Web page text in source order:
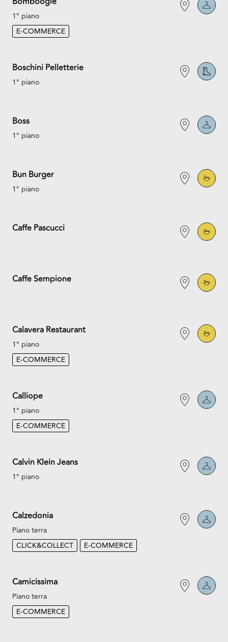
1° piano
E-COMMERCE
Boschini Pelletterie
1° piano
Boss
1° piano
Bun Burger
1° piano
Caffe Pascucci
Caffe Sempione
Calavera Restaurant
1° piano
E-COMMERCE
Calliope
1° piano
E-COMMERCE
Calvin Klein Jeans
1° piano
Calzedonia
Piano terra
CLICK&COLLECT
E-COMMERCE
Camicissima
Piano terra
E-COMMERCE